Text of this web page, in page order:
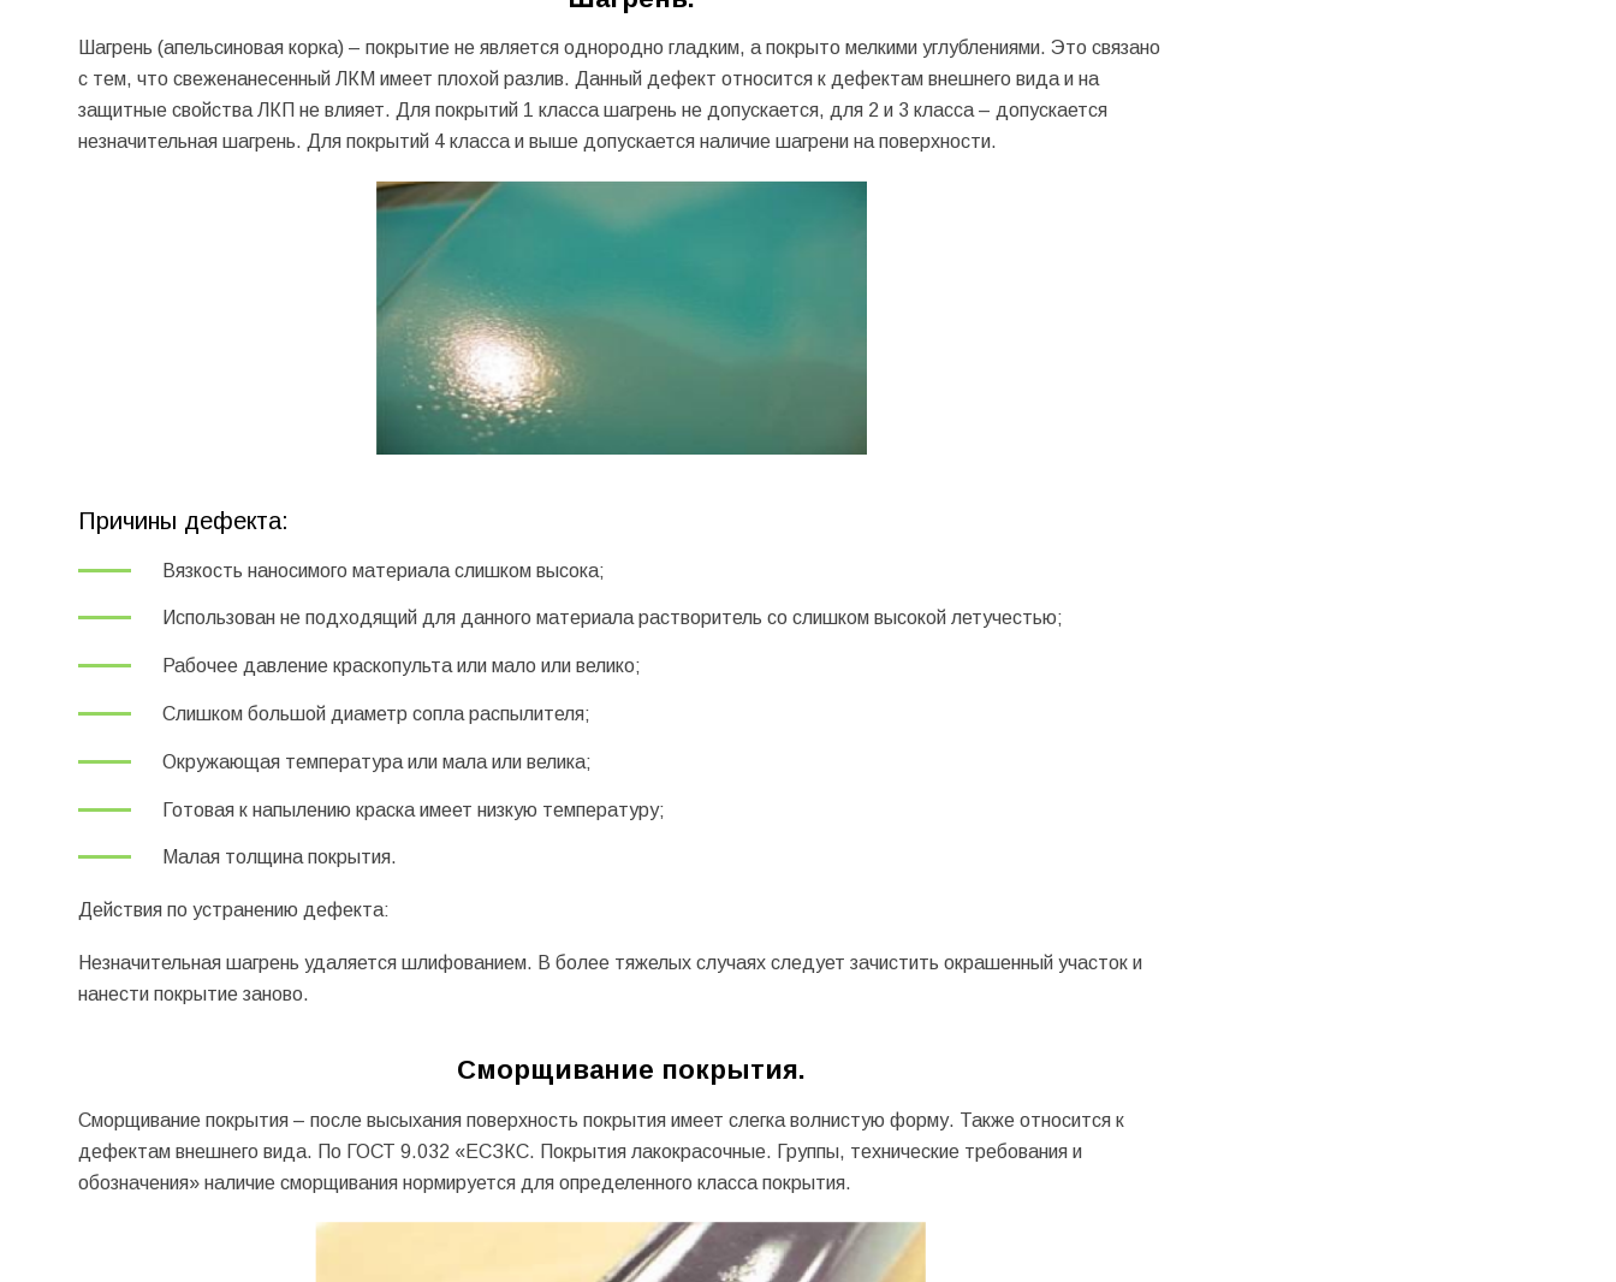
Шагрень (апельсиновая корка) – покрытие не является однородно гладким, а покрыто мелкими углублениями. Это связано
с тем, что свеженанесенный ЛКМ имеет плохой разлив. Данный дефект относится к дефектам внешнего вида и на
защитные свойства ЛКП не влияет. Для покрытий 1 класса шагрень не допускается, для 2 и 3 класса – допускается
незначительная шагрень. Для покрытий 4 класса и выше допускается наличие шагрени на поверхности.
Причины дефекта:
Вязкость наносимого материала слишком высока;
Использован не подходящий для данного материала растворитель со слишком высокой летучестью;
Рабочее давление краскопульта или мало или велико;
Слишком большой диаметр сопла распылителя;
Окружающая температура или мала или велика;
Готовая к напылению краска имеет низкую температуру;
Малая толщина покрытия.
Действия по устранению дефекта:
Незначительная шагрень удаляется шлифованием. В более тяжелых случаях следует зачистить окрашенный участок и
нанести покрытие заново.
Сморщивание покрытия.
Сморщивание покрытия – после высыхания поверхность покрытия имеет слегка волнистую форму. Также относится к
дефектам внешнего вида. По ГОСТ 9.032 «ЕСЗКС. Покрытия лакокрасочные. Группы, технические требования и
обозначения» наличие сморщивания нормируется для определенного класса покрытия.